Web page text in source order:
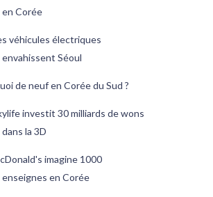
en Corée
véhicules électriques
envahissent Séoul
de neuf en Corée du Sud ?
investit 30 milliards de wons
dans la 3D
imagine 1000
enseignes en Corée